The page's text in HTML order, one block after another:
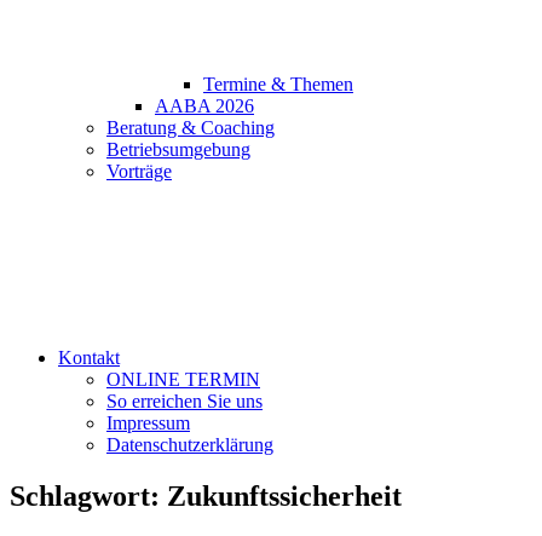
Termine & Themen
AABA 2026
Beratung & Coaching
Betriebsumgebung
Vorträge
Kontakt
ONLINE TERMIN
So erreichen Sie uns
Impressum
Datenschutzerklärung
Schlagwort: Zukunftssicherheit